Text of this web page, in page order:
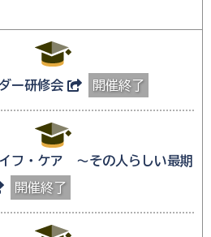
ー研修会 開催終了
フ・ケア ～その人らしい最期
開催終了